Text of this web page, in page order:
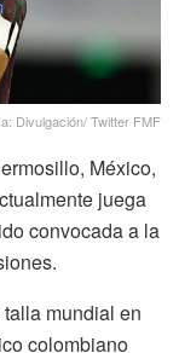
Divulgación/ Twitter FMF
México,
juega
convocada a la
mundial en
colombiano